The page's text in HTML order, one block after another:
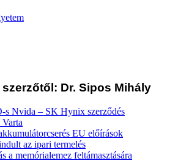
Dr. Sipos Mihály
s Nvida – SK Hynix szerződés
EU előírások
az ipari termelés
a memórialemez feltámasztására